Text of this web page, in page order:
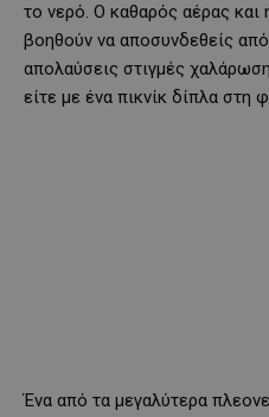
το νερό. Ο καθαρός αέρας και
βοηθούν να αποσυνδεθείς
απολαύσεις στιγμές
είτε με ένα πικνίκ δίπλα στη
Ένα από τα μεγαλύτερα